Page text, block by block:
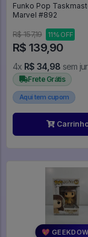
Funko Pop
Marvel #892
R$ 157,19 11% OFF
R$ 139,90
4x R$ 34,98 sem
Frete Grátis
Aqui tem cupom
💖